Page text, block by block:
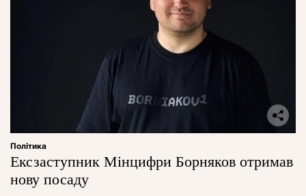
Політика
Ексзаступник Мінцифри Борняков отримав
нову посаду